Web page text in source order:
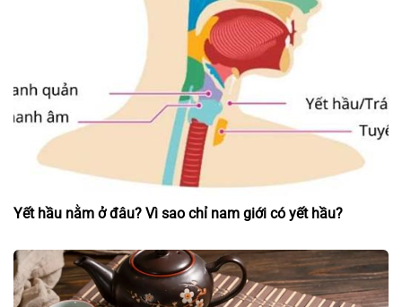
Yết hầu nằm ở đâu? Vì sao chỉ nam giới có yết hầu?